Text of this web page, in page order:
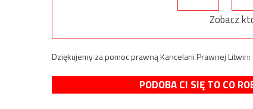
Zobacz
Dziękujemy za pomoc prawną Kancelarii Prawnej Litwin:
PODOBA CI SIĘ TO CO